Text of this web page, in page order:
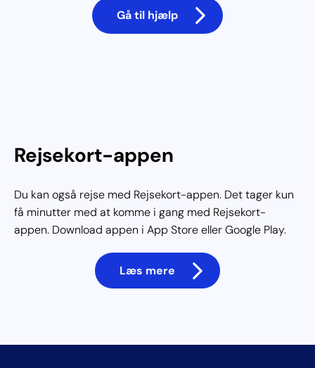
Gå til hjælp
Rejsekort-appen
Du kan også rejse med Rejsekort-appen. Det tager kun
få minutter med at komme i gang med Rejsekort-
appen. Download appen i App Store eller Google Play.
Læs mere